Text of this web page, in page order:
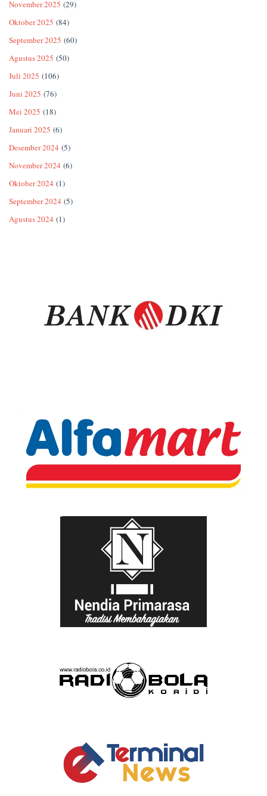
November 2025 (29)
Oktober 2025 (84)
September 2025 (60)
Agustus 2025 (50)
Juli 2025 (106)
Juni 2025 (76)
Mei 2025 (18)
Januari 2025 (6)
Desember 2024 (5)
November 2024 (6)
Oktober 2024 (1)
September 2024 (5)
Agustus 2024 (1)